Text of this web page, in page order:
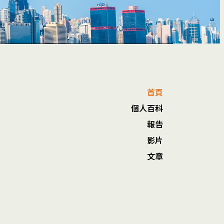
首頁
個人百科
報告
影片
文章